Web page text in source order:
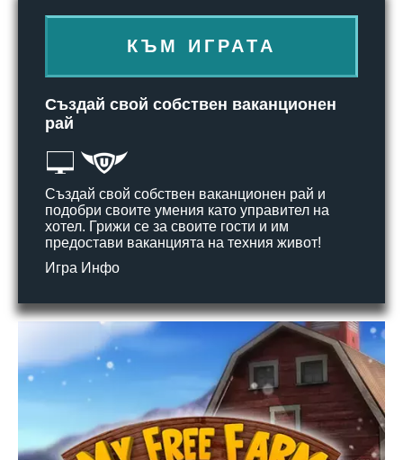
КЪМ ИГРАТА
Създай свой собствен ваканционен
рай
Създай свой собствен ваканционен рай и
подобри своите умения като управител на
хотел. Грижи се за своите гости и им
предостави ваканцията на техния живот!
Игра Инфо